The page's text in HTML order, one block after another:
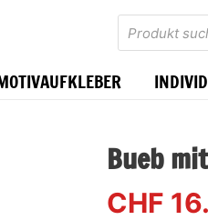
Products
search
Bueb
CHF